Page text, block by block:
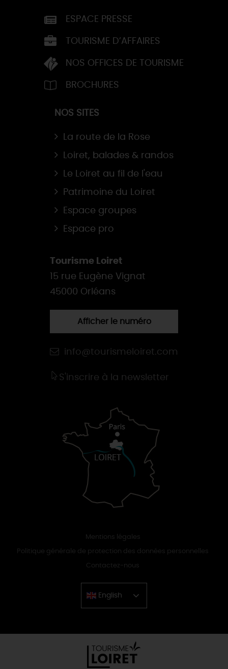
ESPACE PRESSE
TOURISME D’AFFAIRES
NOS OFFICES DE TOURISME
BROCHURES
NOS SITES
La route de la Rose
Loiret, balades & randos
Le Loiret au fil de l'eau
Patrimoine du Loiret
Espace groupes
Espace pro
Tourisme Loiret
15 rue Eugène Vignat
45000 Orléans
Afficher le numéro
info@tourismeloiret.com
S'inscrire à la newsletter
Mentions légales
Politique générale de protection des données personnelles
Contactez-nous
English
Chinese